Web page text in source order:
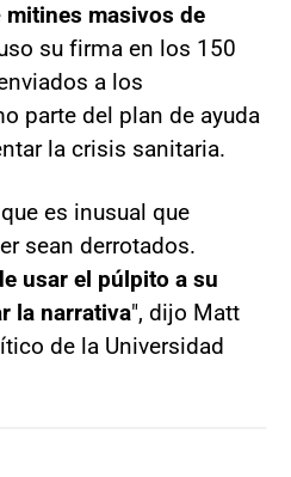
mitines masivos de
su firma en los 150
a los
parte del plan de ayuda
la crisis sanitaria.
es inusual que
sean derrotados.
usar el púlpito a su
la narrativa", dijo Matt
de la Universidad